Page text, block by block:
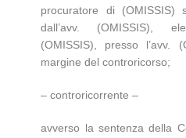
procuratore di (OMISSIS)
dall’avv. (OMISSIS),
(OMISSIS), presso l’avv.
margine del controricorso;
– controricorrente –
avverso la sentenza della